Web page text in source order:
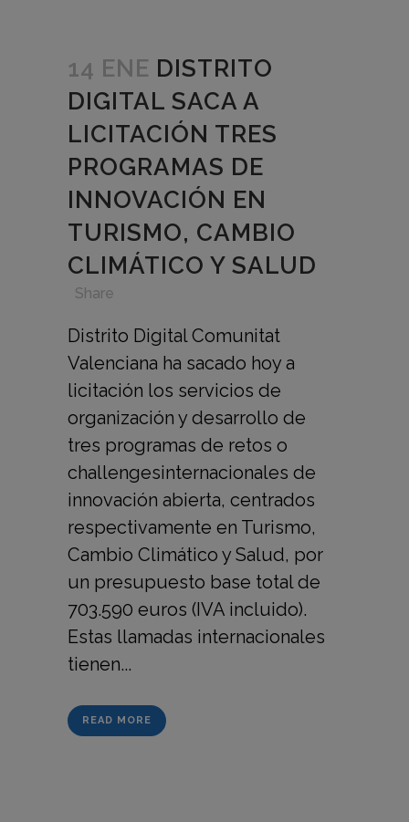
14 ENE DISTRITO
DIGITAL SACA A
LICITACIÓN TRES
PROGRAMAS DE
INNOVACIÓN EN
TURISMO, CAMBIO
CLIMÁTICO Y SALUD
Share
Distrito Digital Comunitat
Valenciana ha sacado hoy a
licitación los servicios de
organización y desarrollo de
tres programas de retos o
challengesinternacionales de
innovación abierta, centrados
respectivamente en Turismo,
Cambio Climático y Salud, por
un presupuesto base total de
703.590 euros (IVA incluido).
Estas llamadas internacionales
tienen...
READ MORE